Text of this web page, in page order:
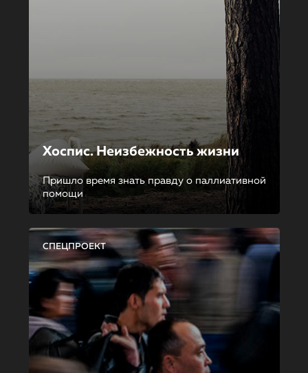
Хоспис. Неизбежность жизни
Пришло время знать правду о паллиативной
помощи
СПЕЦПРОЕКТ